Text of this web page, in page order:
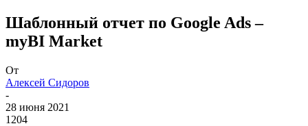
Шаблонный отчет по Google Ads –
myBI Market
От
Алексей Сидоров
-
28 июня 2021
1204